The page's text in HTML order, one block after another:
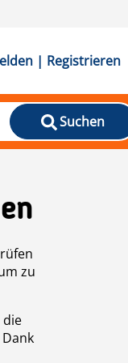
| Registrieren
Suchen
zu
die